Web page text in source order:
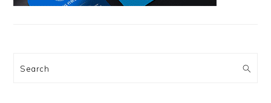
Search